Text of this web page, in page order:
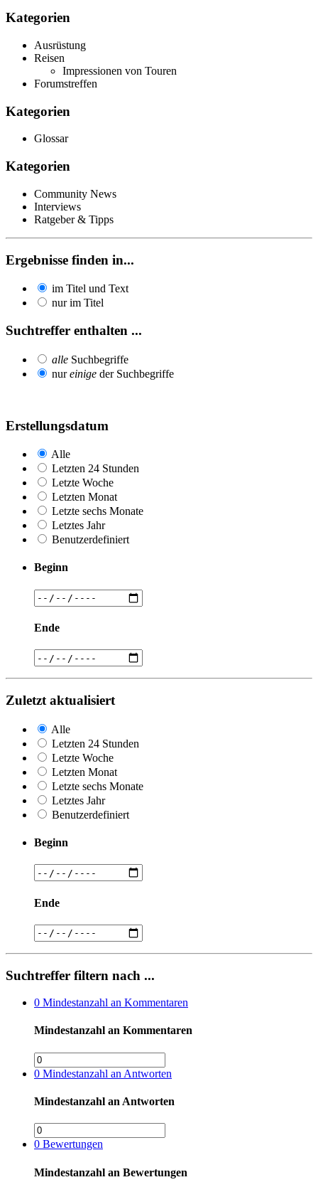
Kategorien
Ausrüstung
Reisen
Impressionen von Touren
Forumstreffen
Kategorien
Glossar
Kategorien
Community News
Interviews
Ratgeber & Tipps
Ergebnisse finden in...
im Titel und Text
nur im Titel
Suchtreffer enthalten ...
alle Suchbegriffe
nureinige der Suchbegriffe
Erstellungsdatum
Alle
Letzten 24 Stunden
Letzte Woche
Letzten Monat
Letzte sechs Monate
Letztes Jahr
Benutzerdefiniert
Beginn
Ende
Zuletzt aktualisiert
Alle
Letzten 24 Stunden
Letzte Woche
Letzten Monat
Letzte sechs Monate
Letztes Jahr
Benutzerdefiniert
Beginn
Ende
Suchtreffer filtern nach ...
0 Mindestanzahl an Kommentaren
Mindestanzahl an Kommentaren
0 Mindestanzahl an Antworten
Mindestanzahl an Antworten
0 Bewertungen
Mindestanzahl an Bewertungen